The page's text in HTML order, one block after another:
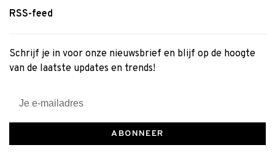
RSS-feed
Schrijf je in voor onze nieuwsbrief en blijf op de hoogte
van de laatste updates en trends!
ABONNEER